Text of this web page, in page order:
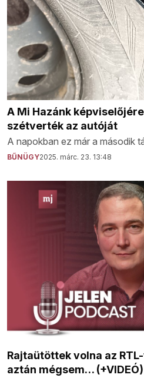
A Mi Hazánk
szétverték az autóját
A napokban ez már a második
BŰNÜGY2025. márc. 23. 13:48
Rajtaütöttek volna az
aztán mégsem… (+VIDEÓ)